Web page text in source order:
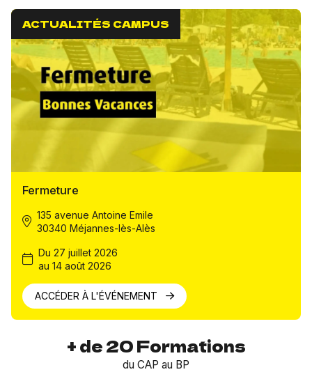
ACTUALITÉS CAMPUS
Fermeture
135 avenue Antoine Emile
30340 Méjannes-lès-Alès
Du 27 juillet 2026
au 14 août 2026
ACCÉDER À L'ÉVÉNEMENT
+ de 20 Formations
du CAP au BP